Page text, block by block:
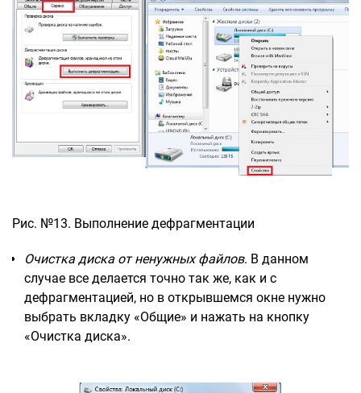
Рис. №13. Выполнение дефрагментации
Очистка диска от ненужных файлов. В данном
случае все делается точно так же, как и с
дефрагментацией, но в открывшемся окне нужно
выбрать вкладку «Общие» и нажать на кнопку
«Очистка диска».